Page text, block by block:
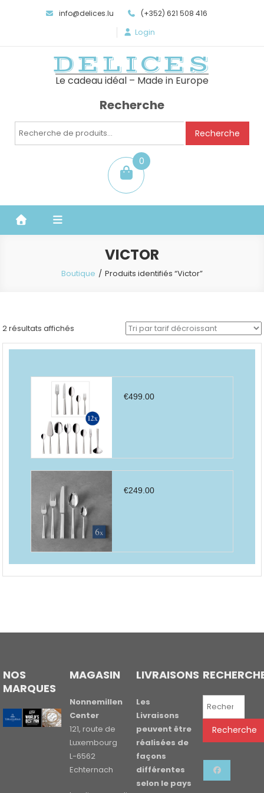
info@delices.lu (+352) 621 508 416
Login
DELICES
Le cadeau idéal – Made in Europe
Recherche
Recherche
Recherche
0
item
VICTOR
Boutique Produits identifiés “Victor”
2 résultats affichés
par
€499.00
€249.00
NOS
MARQUES
MAGASIN
Nonnemillen
Center
121, route de
Luxembourg
L-6562
Echternach
LIVRAISONS
Les
Livraisons
peuvent être
réalisées de
façons
différentes
selon le pays
Recherche